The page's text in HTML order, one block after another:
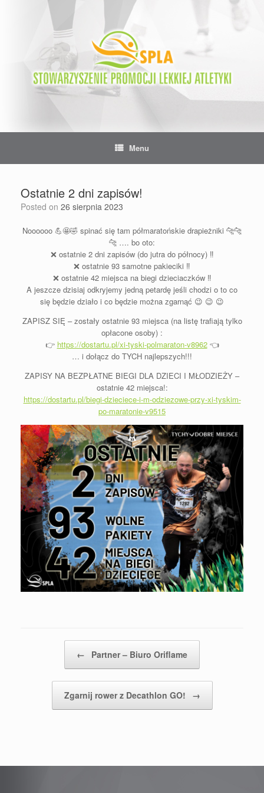
Menu
Ostatnie 2 dni zapisów!
Posted on 26 sierpnia 2023
Noooooo 💪🤩🤣 spinać się tam półmaratońskie drapieżniki 🐆🐆
🐆 …. bo oto:
❌ostatnie 2 dni zapisów (do jutra do północy) ‼️
❌ ostatnie 93 samotne pakieciki ‼️
❌ostatnie 42 miejsca na biegi dzieciaczków ‼️
A jeszcze dzisiaj odkryjemy jedną petardę jeśli chodzi o to co
się będzie działo i co będzie można zgarnąć 😉 😉 😉
ZAPISZ SIĘ – zostały ostatnie 93 miejsca (na listę trafiają tylko
opłacone osoby) :
👉 https://dostartu.pl/xi-tyski-polmaraton-v8962 👈
… i dołącz do TYCH najlepszych!!!
ZAPISY NA BEZPŁATNE BIEGI DLA DZIECI I MŁODZIEŻY –
ostatnie 42 miejsca!:
https://dostartu.pl/biegi-dzieciece-i-m-odziezowe-przy-xi-tyskim-
po-maratonie-v9515
← Partner – Biuro Oriflame
Zgarnij rower z Decathlon GO! →